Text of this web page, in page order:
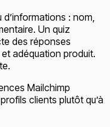
: nom,
Un quiz
des réponses
adéquation produit.
Mailchimp
clients plutôt qu’à